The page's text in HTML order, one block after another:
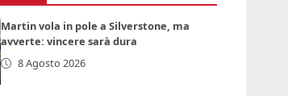
Martin vola in pole a Silverstone, ma
avverte: vincere sarà dura
8 Agosto 2026